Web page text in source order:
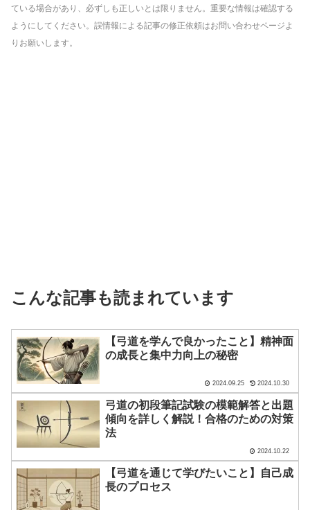
ている場合があり、必ずしも正しいとは限りません。重要な情報は確認する
ようにしてください。誤情報による記事の修正依頼はお問い合わせページよ
りお願いします。
こんな記事も読まれています
【弓道を学んで良かったこと】精神面
の成長と集中力向上の秘密
2024.09.25 2024.10.30
弓道の初段筆記試験の模範解答と出題
傾向を詳しく解説！合格のための対策
法
2024.10.22
【弓道を通じて学びたいこと】自己成
長のプロセス